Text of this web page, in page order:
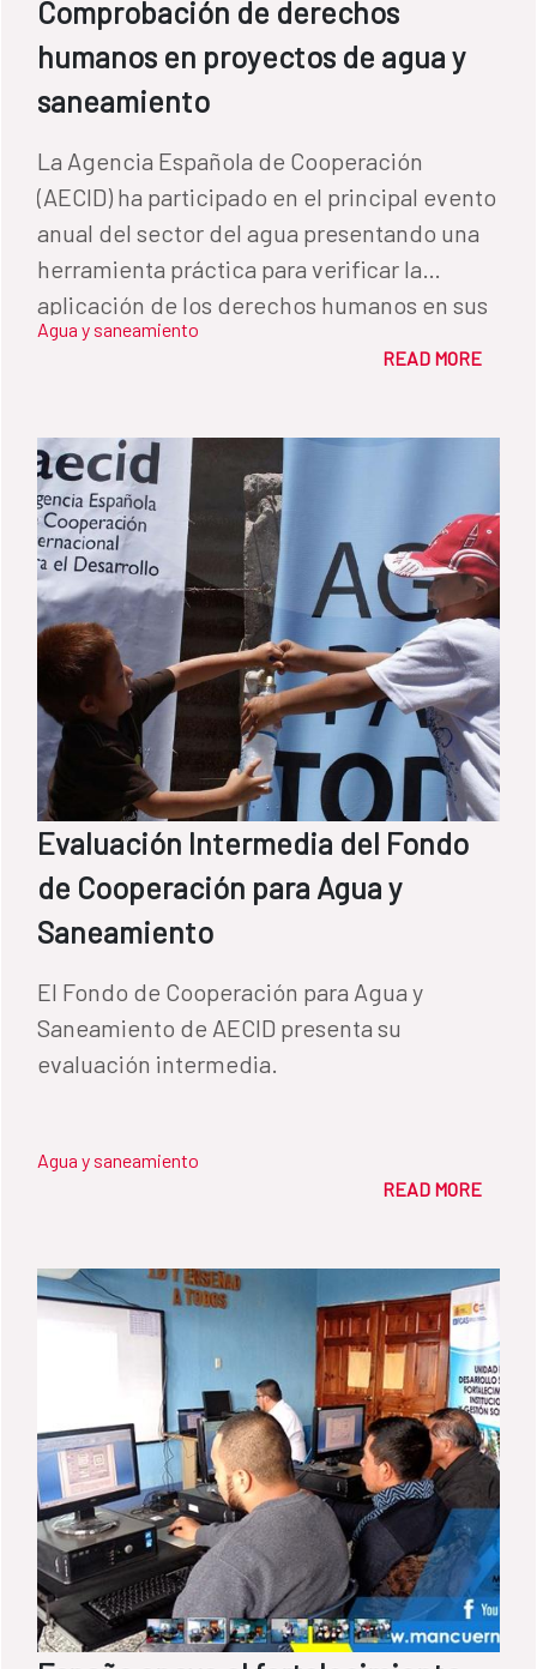
Comprobación de derechos
humanos en proyectos de agua y
saneamiento
La Agencia Española de Cooperación
(AECID) ha participado en el principal evento
anual del sector del agua presentando una
herramienta práctica para verificar la
aplicación de los derechos humanos en sus
proyectos de agua. La sesión se desarrolló
al saneamiento, las ONG Water Lex y
ONGAWA, el Banco Interamericano de
Desarrollo y la Comisión Africana de
Derechos Humanos.
Agua y saneamiento
READ MORE
Evaluación Intermedia del Fondo
de Cooperación para Agua y
Saneamiento
El Fondo de Cooperación para Agua y
Saneamiento de AECID presenta su
evaluación intermedia.
Agua y saneamiento
READ MORE